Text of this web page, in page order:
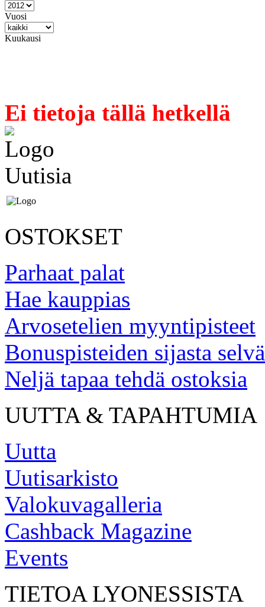
Vuosi
Kuukausi
Ei tietoja tällä hetkellä
Uutisia
OSTOKSET
Parhaat palat
Hae kauppias
Arvosetelien myyntipisteet
Bonuspisteiden sijasta
Neljä tapaa tehdä ostoksia
UUTTA & TAPAHTUMIA
Uutta
Uutisarkisto
Valokuvagalleria
Cashback Magazine
Events
TIETOA LYONESSISTA